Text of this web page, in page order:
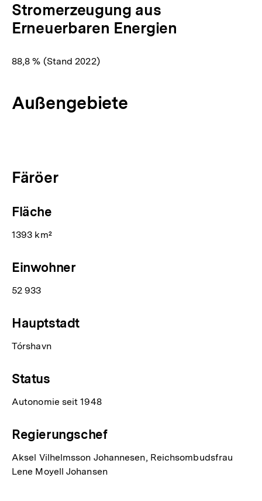
Stromerzeugung aus
Erneuerbaren Energien
88,8 % (Stand 2022)
Außengebiete
Färöer
Fläche
1393 km²
Einwohner
52 933
Hauptstadt
Tórshavn
Status
Autonomie seit 1948
Regierungschef
Aksel Vilhelmsson Johannesen, Reichsombudsfrau
Lene Moyell Johansen